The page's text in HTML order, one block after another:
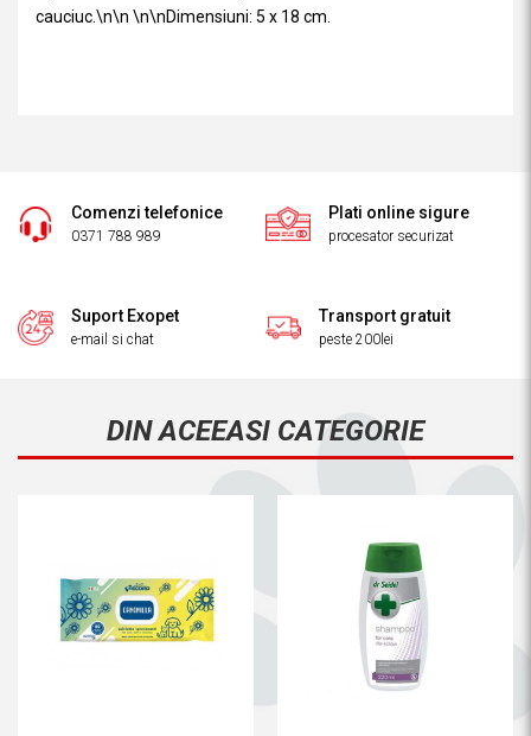
cauciuc.\n\n \n\nDimensiuni: 5 x 18 cm.
Comenzi telefonice
0371 788 989
Plati online sigure
procesator securizat
Suport Exopet
e-mail si chat
Transport gratuit
peste 200lei
DIN ACEEASI CATEGORIE